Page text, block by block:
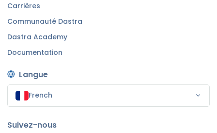
Carrières
Communauté Dastra
Dastra Academy
Documentation
Langue
French
Suivez-nous